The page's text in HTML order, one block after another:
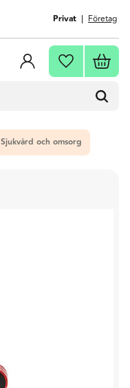
Privat Företag
Favoriter
Sjukvård och omsorg